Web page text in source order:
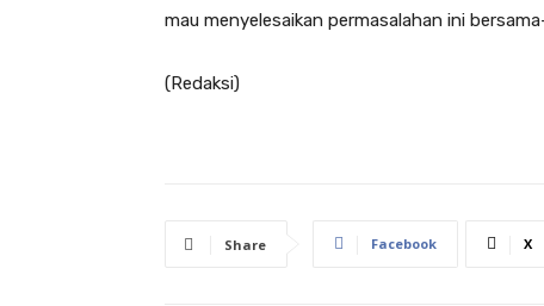
mau menyelesaikan permasalahan ini
(Redaksi)
Share Facebook X